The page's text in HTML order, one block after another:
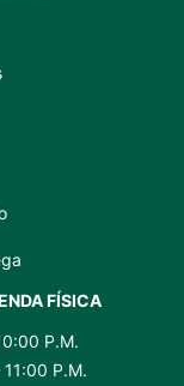
FÍSICA
P.M.
P.M.